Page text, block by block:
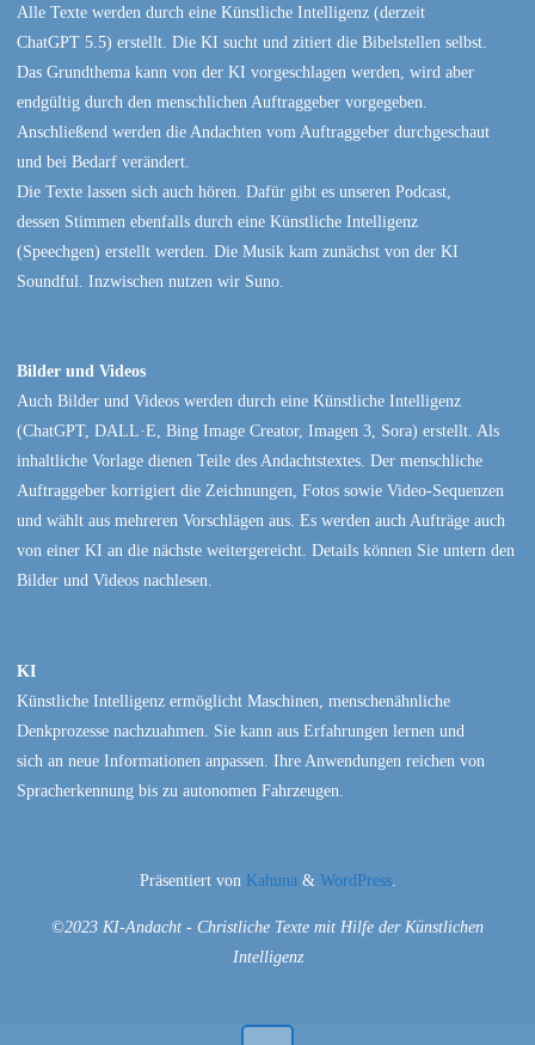
Alle Texte werden durch eine Künstliche Intelligenz (derzeit
ChatGPT 5.5) erstellt. Die KI sucht und zitiert die Bibelstellen selbst.
Das Grundthema kann von der KI vorgeschlagen werden, wird aber
endgültig durch den menschlichen Auftraggeber vorgegeben.
Anschließend werden die Andachten vom Auftraggeber durchgeschaut
und bei Bedarf verändert.
Die Texte lassen sich auch hören. Dafür gibt es unseren Podcast,
dessen Stimmen ebenfalls durch eine Künstliche Intelligenz
(Speechgen) erstellt werden. Die Musik kam zunächst von der KI
Soundful. Inzwischen nutzen wir Suno.
Bilder und Videos
Auch Bilder und Videos werden durch eine Künstliche Intelligenz
(ChatGPT, DALL·E, Bing Image Creator, Imagen 3, Sora) erstellt. Als
inhaltliche Vorlage dienen Teile des Andachtstextes. Der menschliche
Auftraggeber korrigiert die Zeichnungen, Fotos sowie Video-Sequenzen
und wählt aus mehreren Vorschlägen aus. Es werden auch Aufträge auch
von einer KI an die nächste weitergereicht. Details können Sie untern den
Bilder und Videos nachlesen.
KI
Künstliche Intelligenz ermöglicht Maschinen, menschenähnliche
Denkprozesse nachzuahmen. Sie kann aus Erfahrungen lernen und
sich an neue Informationen anpassen. Ihre Anwendungen reichen von
Spracherkennung bis zu autonomen Fahrzeugen.
Präsentiert von Kahuna & WordPress.
©2023 KI-Andacht - Christliche Texte mit Hilfe der Künstlichen
Intelligenz